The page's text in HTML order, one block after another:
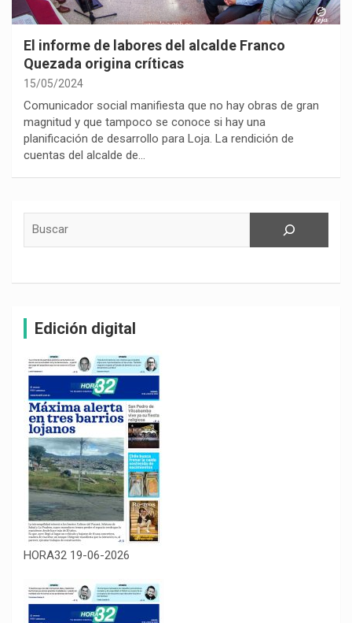
El informe de labores del alcalde Franco
Quezada origina críticas
15/05/2024
Comunicador social manifiesta que no hay obras de gran
magnitud y que tampoco se conoce si hay una
planificación de desarrollo para Loja. La rendición de
cuentas del alcalde de…
Edición digital
HORA32 19-06-2026